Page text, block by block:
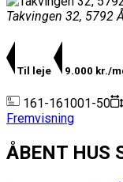
Takvingen 32, 5792
Til leje 9.000 kr./
161-161001-50
Fremvisning
ÅBENT HUS